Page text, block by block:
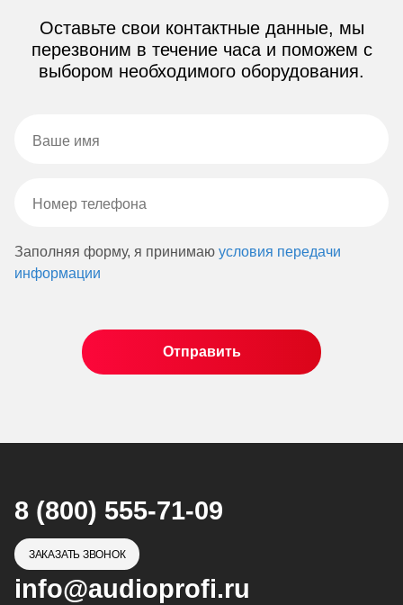
Оставьте свои контактные данные, мы
перезвоним в течение часа и поможем с
выбором необходимого оборудования.
Заполняя форму, я принимаю условия передачи
информации
8 (800) 555-71-09
ЗАКАЗАТЬ ЗВОНОК
info@audioprofi.ru